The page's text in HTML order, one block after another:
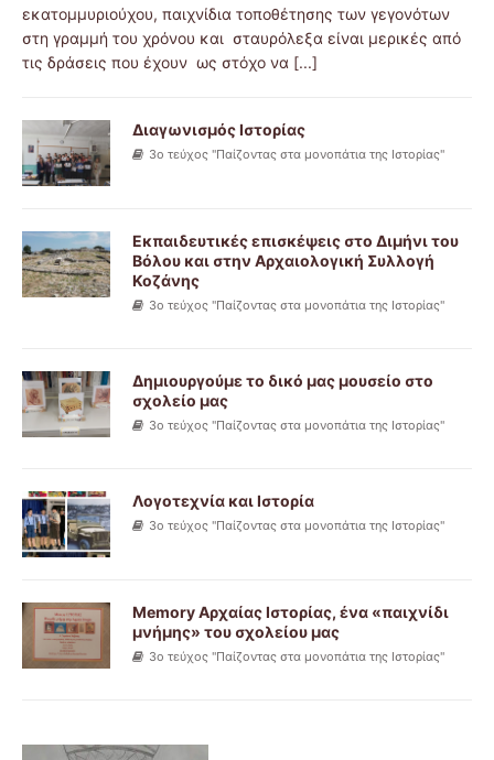
εκατομμυριούχου, παιχνίδια τοποθέτησης των γεγονότων
στη γραμμή του χρόνου και σταυρόλεξα είναι μερικές από
τις δράσεις που έχουν ως στόχο να [...]
Διαγωνισμός Ιστορίας
3ο τεύχος "Παίζοντας στα μονοπάτια της Ιστορίας"
Εκπαιδευτικές επισκέψεις στο Διμήνι του
Βόλου και στην Αρχαιολογική Συλλογή
Κοζάνης
3ο τεύχος "Παίζοντας στα μονοπάτια της Ιστορίας"
Δημιουργούμε το δικό μας μουσείο στο
σχολείο μας
3ο τεύχος "Παίζοντας στα μονοπάτια της Ιστορίας"
Λογοτεχνία και Ιστορία
3ο τεύχος "Παίζοντας στα μονοπάτια της Ιστορίας"
Memory Αρχαίας Ιστορίας, ένα «παιχνίδι
μνήμης» του σχολείου μας
3ο τεύχος "Παίζοντας στα μονοπάτια της Ιστορίας"